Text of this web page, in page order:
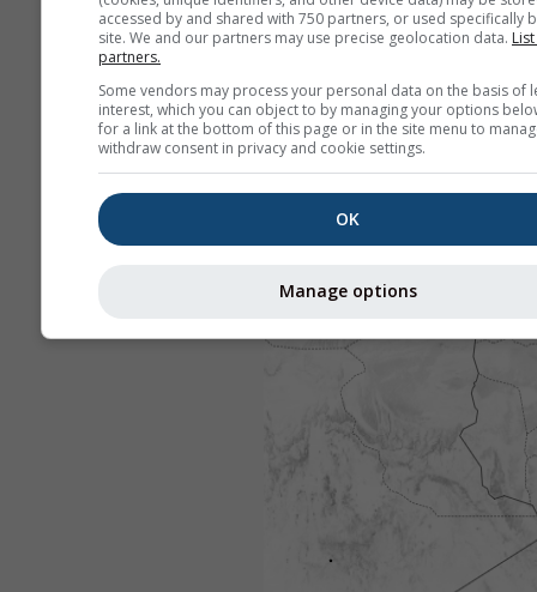
accessed by and shared with 750 partners, or used specifically
site. We and our partners may use precise geolocation data.
partners.
Some vendors may process your personal data on the basis of
interest, which you can object to by managing your options
for a link at the bottom of this page or in the site menu to
withdraw consent in privacy and cookie settings.
OK
Manage options